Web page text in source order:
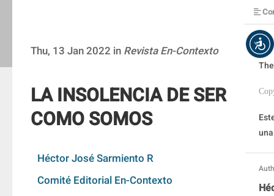
Thu, 13 Jan 2022 in Revista En-Contexto
LA INSOLENCIA DE SER
COMO SOMOS
Héctor José Sarmiento R
Comité Editorial En-Contexto